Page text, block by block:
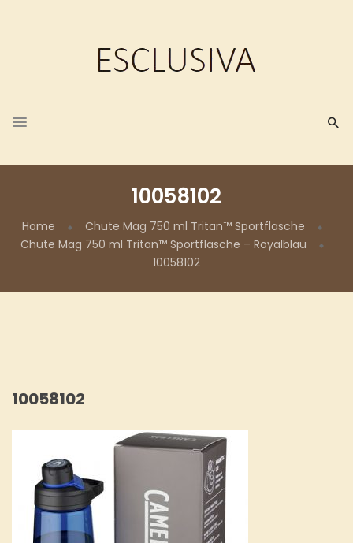
10058102
Home
Chute Mag 750 ml Tritan™ Sportflasche
Chute Mag 750 ml Tritan™ Sportflasche – Royalblau
10058102
10058102